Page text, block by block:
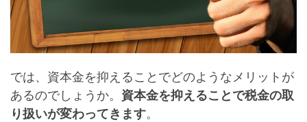
では、資本金を抑えることでどのようなメリットが
あるのでしょうか。 資本金を抑えることで税金の取
り扱いが変わってきます。